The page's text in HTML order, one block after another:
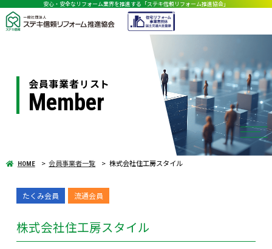
安心・安全なリフォーム業界を推進する「ステキ信頼リフォーム推進協会」
会員事業者リスト
Member
HOME 会員事業者一覧 株式会社住工房スタイル
株式会社住工房スタイル
たくみ会員 流通会員